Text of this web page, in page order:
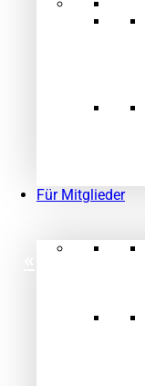
Für Mitglieder